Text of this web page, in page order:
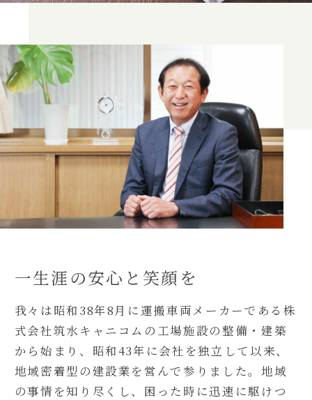
一生涯の安心と笑顔を
我々は昭和38年8月に運搬車両メーカーである株
式会社筑水キャニコムの工場施設の整備・建築
から始まり、昭和43年に会社を独立して以来、
地域密着型の建設業を営んで参りました。地域
の事情を知り尽くし、困った時に迅速に駆けつ